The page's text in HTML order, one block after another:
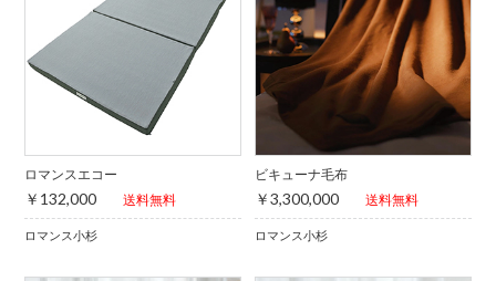
ロマンスエコー
￥132,000 送料無料
ロマンス小杉
ビキューナ毛布
￥3,300,000 送料無料
ロマンス小杉